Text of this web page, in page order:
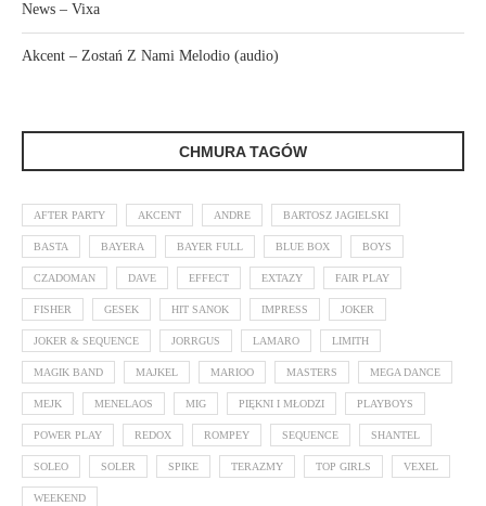
News – Vixa
Akcent – Zostań Z Nami Melodio (audio)
CHMURA TAGÓW
AFTER PARTY AKCENT ANDRE BARTOSZ JAGIELSKI
BASTA BAYERA BAYER FULL BLUE BOX BOYS
CZADOMAN DAVE EFFECT EXTAZY FAIR PLAY
FISHER GESEK HIT SANOK IMPRESS JOKER
JOKER & SEQUENCE JORRGUS LAMARO LIMITH
MAGIK BAND MAJKEL MARIOO MASTERS MEGA DANCE
MEJK MENELAOS MIG PIĘKNI I MŁODZI PLAYBOYS
POWER PLAY REDOX ROMPEY SEQUENCE SHANTEL
SOLEO SOLER SPIKE TERAZMY TOP GIRLS VEXEL
WEEKEND